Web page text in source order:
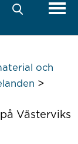
och
>
Västerviks